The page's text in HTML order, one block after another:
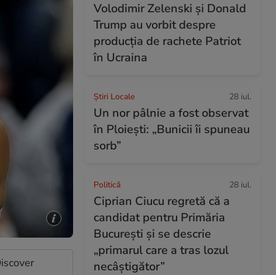
Volodimir Zelenski și Donald
Trump au vorbit despre
producția de rachete Patriot
în Ucraina
Știri Locale 28 iul.
Un nor pâlnie a fost observat
în Ploiești: „Bunicii îi spuneau
sorb”
Politică 28 iul.
Ciprian Ciucu regretă că a
candidat pentru Primăria
București și se descrie
„primarul care a tras lozul
necâștigător”